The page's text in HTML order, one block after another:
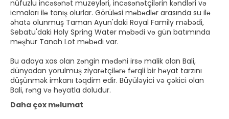
nüfuzlu incəsənət muzeyləri, incəsənətçilərin kəndləri və
icmaları ilə tanış olurlar. Görüləsi məbədlər arasında su ilə
əhatə olunmuş Taman Ayun'daki Royal Family məbədi,
Sebatu'daki Holy Spring Water məbədi və gün batımında
məşhur Tanah Lot məbədi var.
Bu adaya xas olan zəngin mədəni irsə malik olan Bali,
dünyadan yorulmuş ziyarətçilərə fərqli bir həyat tarzını
düşünmək imkanı təqdim edir. Büyüləyici və çəkici olan
Bali, rəng və həyatla doludur.
Daha çox məlumat